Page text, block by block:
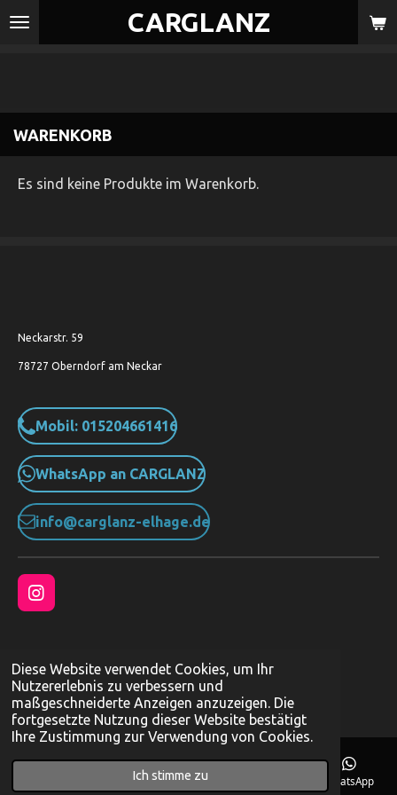
Diese Website verwendet Cookies, um Ihr
Nutzererlebnis zu verbessern und
maßgeschneiderte Anzeigen anzuzeigen. Die
fortgesetzte Nutzung dieser Website bestätigt
Ihre Zustimmung zur Verwendung von Cookies.
Ich stimme zu
Zum
Hauptinhalt
CARGLANZ
WARENKORB
Es sind keine Produkte im Warenkorb.
Neckarstr. 59
78727 Oberndorf am Neckar
Mobil: 015204661416
WhatsApp an CARGLANZ
info@carglanz-elhage.de
I
n
a
g
r
a
m
T
i
l
e
n
T
e
i
l
e
n
T
i
l
e
n
P
n
i
t
T
i
l
e
n
© 2021 - 2026 carglanz
Mit Unterstützung vonWebador
Telefon Karte WhatsApp